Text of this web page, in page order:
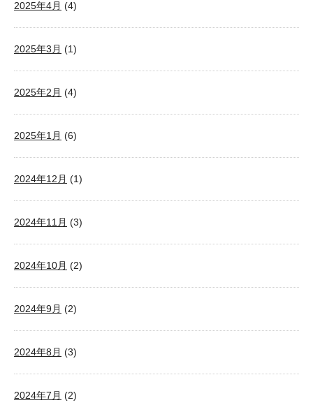
2025年4月 (4)
2025年3月 (1)
2025年2月 (4)
2025年1月 (6)
2024年12月 (1)
2024年11月 (3)
2024年10月 (2)
2024年9月 (2)
2024年8月 (3)
2024年7月 (2)